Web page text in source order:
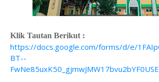
Klik Tautan Berikut :
https://docs.google.com/forms/d/e/
BT--